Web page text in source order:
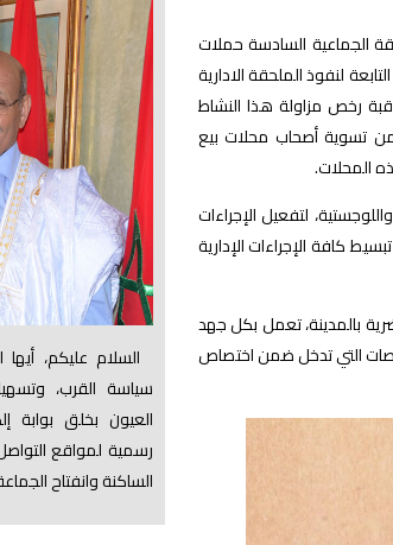
الجماعية السادسة حملات
لنفوذ الملحقة الادارية
الرخام والكرانيت، بحي 84 شملت أيضا مراقبة رخص مزاولة هذا النشاط
من تسوية أصحاب محلات بيع
المحلات.
لتفعيل الإجراءات
كافة الإجراءات الإدارية
بالمدينة، تعمل بكل جهد
التي تدخل ضمن اختصاص
السلام عليكم،
سياسة القرب،
العيون بخلق بوابة
رسمية لمواقع
الساكنة وانفتاح